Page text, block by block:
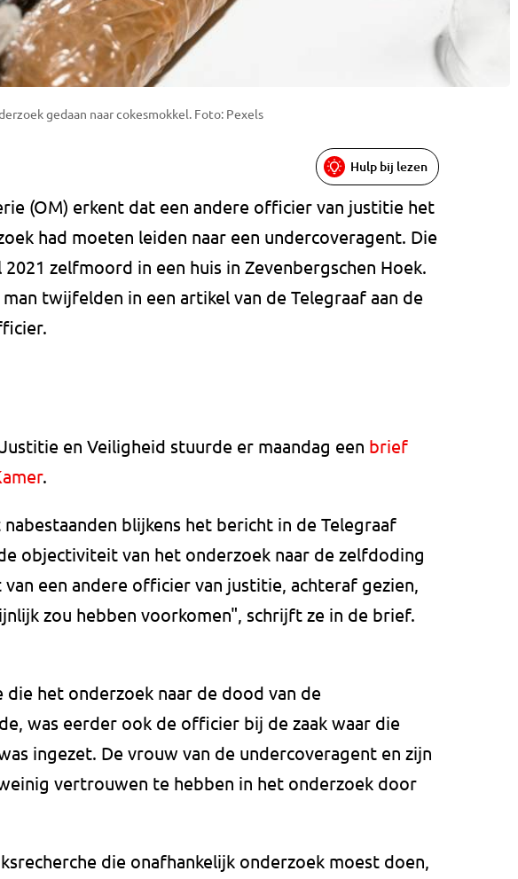
gedaan naar cokesmokkel. Foto: Pexels
Hulp bij lezen
(OM) erkent dat een andere officier van justitie het
had moeten leiden naar een undercoveragent. Die
zelfmoord in een huis in Zevenbergschen Hoek.
twijfelden in een artikel van de Telegraaf aan de
en Veiligheid stuurde er maandag een brief
.
blijkens het bericht in de Telegraaf
objectiviteit van het onderzoek naar de zelfdoding
een andere officier van justitie, achteraf gezien,
zou hebben voorkomen", schrijft ze in de brief.
het onderzoek naar de dood van de
was eerder ook de officier bij de zaak waar die
ingezet. De vrouw van de undercoveragent en zijn
vertrouwen te hebben in het onderzoek door
die onafhankelijk onderzoek moest doen,